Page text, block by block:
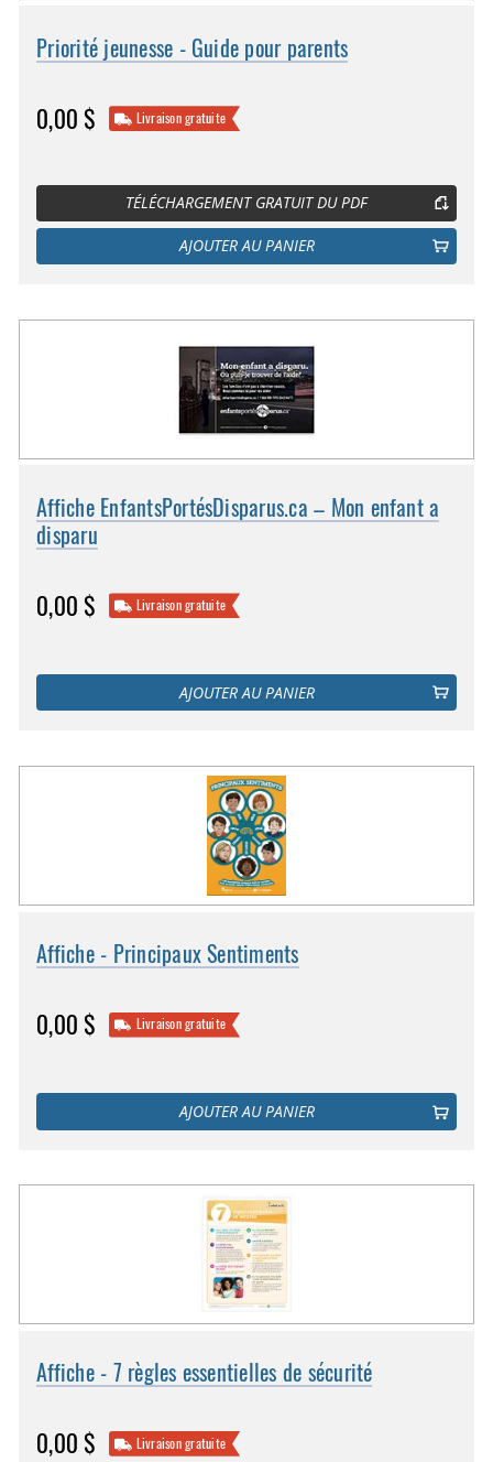
Priorité jeunesse - Guide pour parents
0,00 $ Livraison gratuite
TÉLÉCHARGEMENT GRATUIT DU PDF
AJOUTER AU PANIER
Affiche EnfantsPortésDisparus.ca – Mon enfant a
disparu
0,00 $ Livraison gratuite
AJOUTER AU PANIER
Affiche - Principaux Sentiments
0,00 $ Livraison gratuite
AJOUTER AU PANIER
Affiche - 7 règles essentielles de sécurité
0,00 $ Livraison gratuite